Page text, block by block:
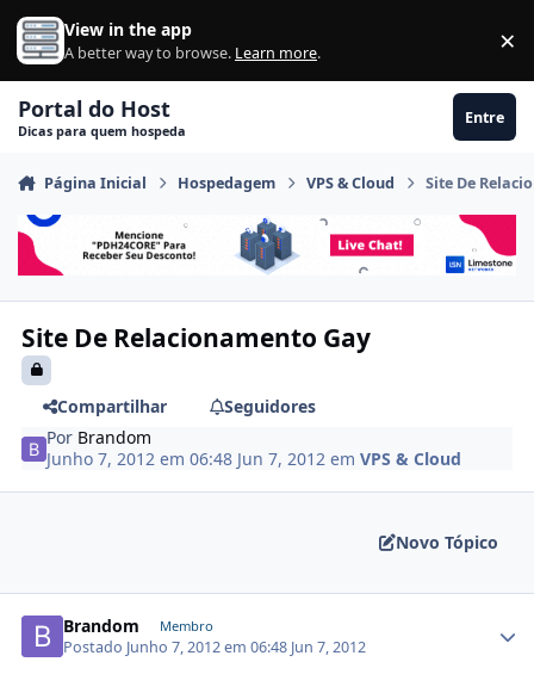
Ir para conteúdo
View in the app
A better way to browse. Learn more. ×
Portal do Host
Dicas para quem hospeda
Entre
Página Inicial Hospedagem VPS & Cloud Site De
Site De Relacionamento Gay
Compartilhar
Seguidores
Por Brandom
Junho 7, 2012 em 06:48 Jun 7, 2012 emVPS & Cloud
Novo Tópico
Brandom Membro
Postado Junho 7, 2012 em 06:48 Jun 7, 2012